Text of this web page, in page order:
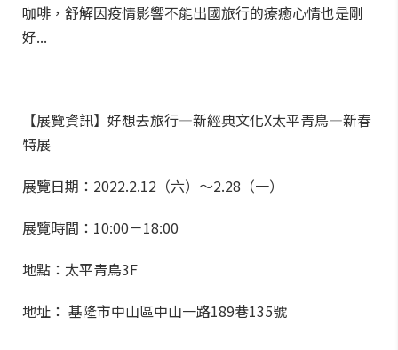
咖啡，舒解因疫情影響不能出國旅行的療癒心情也是剛
好...
【展覽資訊】好想去旅行—新經典文化X太平青鳥—新春
特展
展覽日期：2022.2.12（六）～2.28（一）
展覽時間：10:00－18:00
地點：太平青鳥3F
地址： 基隆市中山區中山一路189巷135號